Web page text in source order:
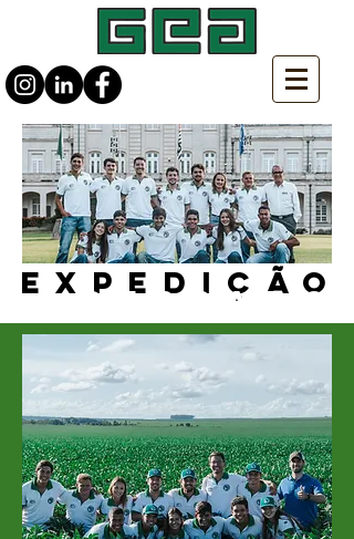
expedição
cerrado